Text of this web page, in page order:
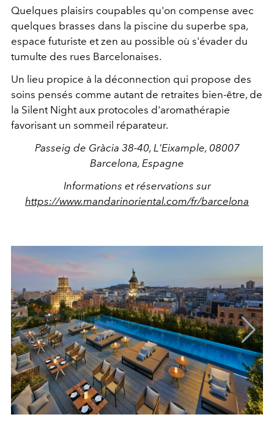
Quelques plaisirs coupables qu'on compense avec
quelques brasses dans la piscine du superbe spa,
espace futuriste et zen au possible où s'évader du
tumulte des rues Barcelonaises.
Un lieu propice à la déconnection qui propose des
soins pensés comme autant de retraites bien-être, de
la Silent Night aux protocoles d'aromathérapie
favorisant un sommeil réparateur.
Passeig de Gràcia 38-40, L'Eixample, 08007
Barcelona, Espagne
Informations et réservations sur
https://www.mandarinoriental.com/fr/barcelona